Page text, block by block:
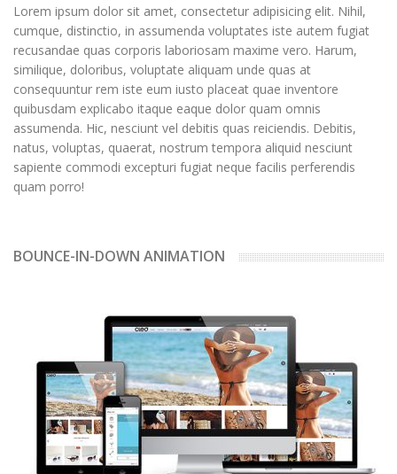
Lorem ipsum dolor sit amet, consectetur adipisicing elit. Nihil,
cumque, distinctio, in assumenda voluptates iste autem fugiat
recusandae quas corporis laboriosam maxime vero. Harum,
similique, doloribus, voluptate aliquam unde quas at
consequuntur rem iste eum iusto placeat quae inventore
quibusdam explicabo itaque eaque dolor quam omnis
assumenda. Hic, nesciunt vel debitis quas reiciendis. Debitis,
natus, voluptas, quaerat, nostrum tempora aliquid nesciunt
sapiente commodi excepturi fugiat neque facilis perferendis
quam porro!
BOUNCE-IN-DOWN ANIMATION